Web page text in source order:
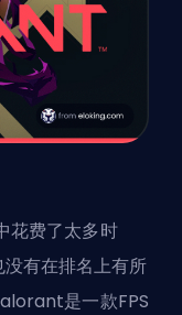
花费了太多时
有在排名上有所
是一款FPS